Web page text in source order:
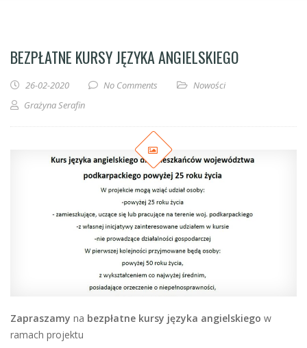
BEZPŁATNE KURSY JĘZYKA ANGIELSKIEGO
26-02-2020 No Comments
Nowości
Grażyna Serafin
Zapraszamy na bezpłatne kursy języka angielskiego w
ramach projektu